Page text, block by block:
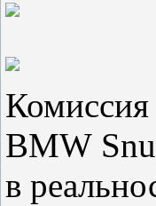
Комиссия
BMW
в